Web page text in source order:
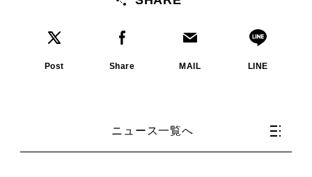
Post Share MAIL LINE
ニュース一覧へ